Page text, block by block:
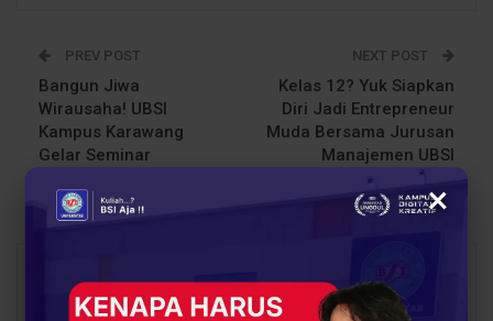
PREV POST
Bangun Jiwa
Wirausaha! UBSI
Kampus Karawang
Gelar Seminar
NEXT POST
Kelas 12? Yuk Siapkan
Diri Jadi Entrepreneur
Muda Bersama Jurusan
Manajemen UBSI
You Might Also Like
×